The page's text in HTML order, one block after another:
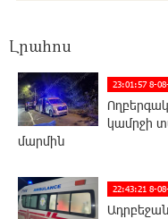
Լրահոս
23:01:57 8-
կամրջի
մարմին
22:43:21 8-